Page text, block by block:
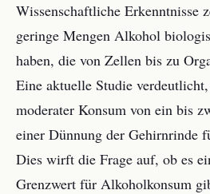
Wissenschaftliche Erkenntnisse
geringe Mengen Alkohol
haben, die von Zellen bis zu
Eine aktuelle Studie
moderater Konsum von ein bis
einer Dünnung der Gehirnrinde
Dies wirft die Frage auf, ob es
Grenzwert für Alkoholkonsum